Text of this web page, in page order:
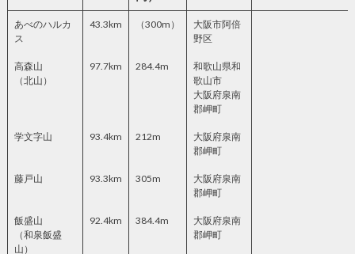
あべのハルカ
ス
43.3km （300m）
大阪市阿倍
野区
高森山
（北山）
97.7km 284.4m
和歌山県和
歌山市
大阪府泉南
郡岬町
学文字山 93.4km 212m
大阪府泉南
郡岬町
藤戸山 93.3km 305m
大阪府泉南
郡岬町
飯盛山
（和泉飯盛
山）
92.4km 384.4m
大阪府泉南
郡岬町